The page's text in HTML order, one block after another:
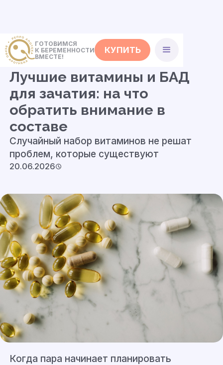
ГОТОВИМСЯ
К БЕРЕМЕННОСТИ
ВМЕСТЕ!
КУПИТЬ
<- Полезные советы
Лучшие витамины и БАД
для зачатия: на что
обратить внимание в
составе
Cлучайный набор витаминов не решат
проблем, которые существуют
20.06.2026
Когда пара начинает планировать